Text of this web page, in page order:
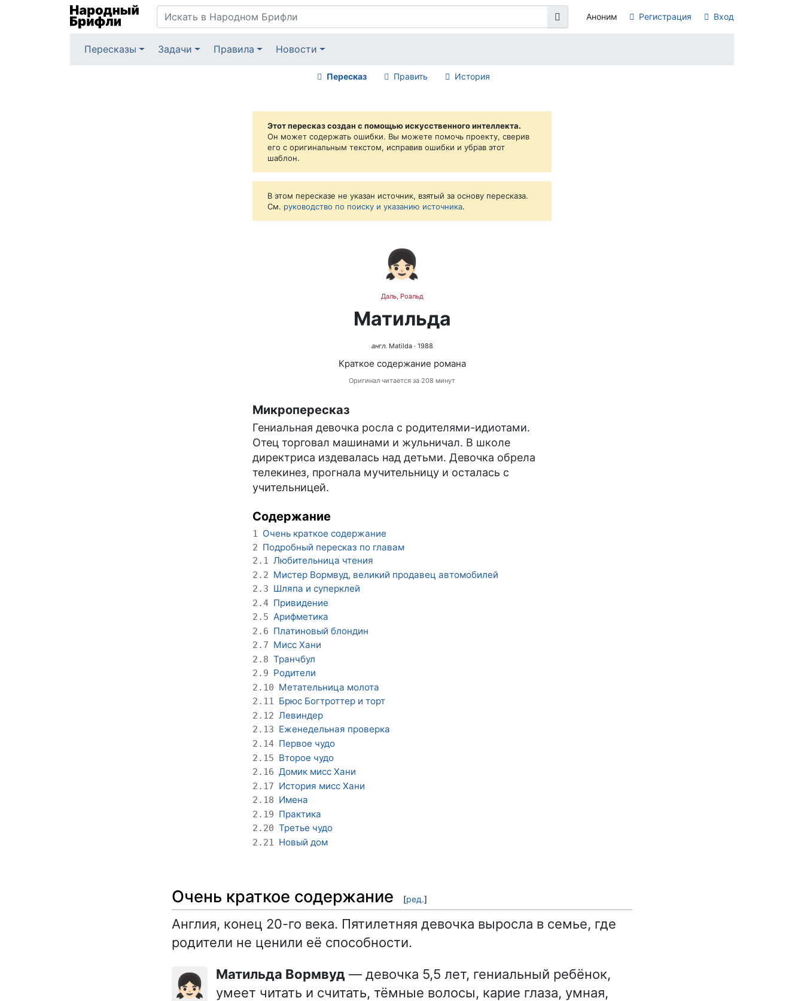
Аноним Регистрация Вход
Пересказы Задачи Правила Новости
Пересказ Править История
Этот пересказ создан с помощью искусственного интеллекта.
Он может содержать ошибки. Вы можете помочь проекту, сверив
его с оригинальным текстом, исправив ошибки и убрав этот
шаблон.
В этом пересказе не указан источник, взятый за основу пересказа.
См. руководство по поиску и указанию источника.
👧🏻
Даль, Роальд
Матильда
англ. Matilda· 1988
Краткое содержание романа
Оригинал читается за 208 минут
Микропересказ
Гениальная девочка росла с родителями-идиотами.
Отец торговал машинами и жульничал. В школе
директриса издевалась над детьми. Девочка обрела
телекинез, прогнала мучительницу и осталась с
учительницей.
Содержание
1 Очень краткое содержание
2 Подробный пересказ по главам
2.1 Любительница чтения
2.2 Мистер Вормвуд, великий продавец автомобилей
2.3 Шляпа и суперклей
2.4 Привидение
2.5 Арифметика
2.6 Платиновый блондин
2.7 Мисс Хани
2.8 Транчбул
2.9 Родители
2.10 Метательница молота
2.11 Брюс Богтроттер и торт
2.12 Левиндер
2.13 Еженедельная проверка
2.14 Первое чудо
2.15 Второе чудо
2.16 Домик мисс Хани
2.17 История мисс Хани
2.18 Имена
2.19 Практика
2.20 Третье чудо
2.21 Новый дом
Очень краткое содержание [ред.]
Англия, конец 20-го века. Пятилетняя девочка выросла в семье, где
родители не ценили её способности.
👧🏻 Матильда Вормвуд — девочка 5,5 лет, гениальный ребёнок,
умеет читать и считать, тёмные волосы, карие глаза, умная,